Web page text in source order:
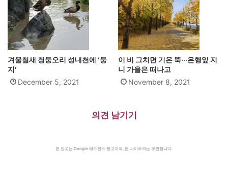
겨울철새 청둥오리 성내천에 ‘둥
지’
December 5, 2021
이 비 그치면 기온 뚝···은행잎 지
니 가을은 떠나고
November 8, 2021
의견 남기기
본 광고는 Google 애드센스 광고이며, 본 사이트와는 무관합니다.